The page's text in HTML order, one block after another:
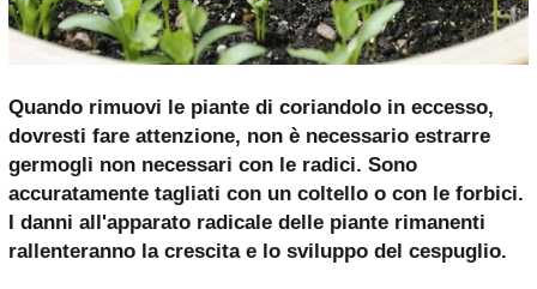
Quando rimuovi le piante di coriandolo in eccesso,
dovresti fare attenzione, non è necessario estrarre
germogli non necessari con le radici. Sono
accuratamente tagliati con un coltello o con le forbici.
I danni all'apparato radicale delle piante rimanenti
rallenteranno la crescita e lo sviluppo del cespuglio.